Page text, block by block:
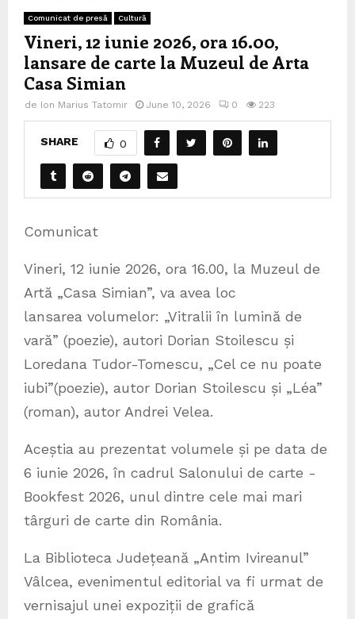
Comunicat de presă Cultură
Vineri, 12 iunie 2026, ora 16.00,
lansare de carte la Muzeul de Arta
Casa Simian
de Ion Marius Tatomir June 10, 2026 0 223
SHARE 0
Comunicat
Vineri, 12 iunie 2026, ora 16.00, la Muzeul de
Artă „Casa Simian”, va avea loc
lansarea volumelor: „Vitralii în lumină de
vară” (poezie), autori Dorian Stoilescu și
Loredana Tudor-Tomescu, „Cel ce nu poate
iubi”(poezie), autor Dorian Stoilescu și „Léa”
(roman), autor Andrei Velea.
Aceștia au prezentat volumele și pe data de
6 iunie 2026, în cadrul Salonului de carte -
Bookfest 2026, unul dintre cele mai mari
târguri de carte din România.
La Biblioteca Județeană „Antim Ivireanul”
Vâlcea, evenimentul editorial va fi urmat de
vernisajul unei expoziții de grafică